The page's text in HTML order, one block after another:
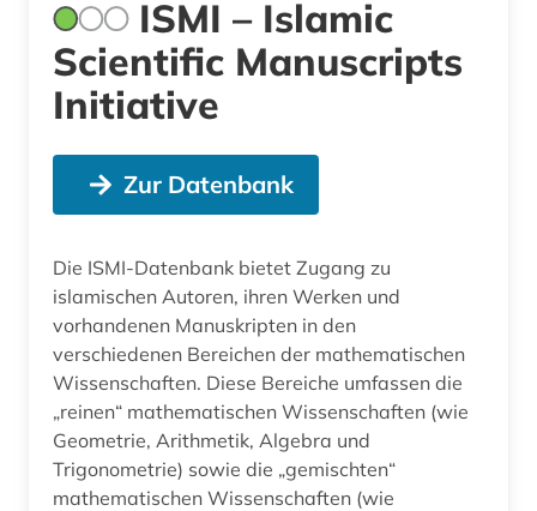
ISMI – Islamic
Scientific Manuscripts
Initiative
Zur Datenbank
Die ISMI-Datenbank bietet Zugang zu
islamischen Autoren, ihren Werken und
vorhandenen Manuskripten in den
verschiedenen Bereichen der mathematischen
Wissenschaften. Diese Bereiche umfassen die
„reinen“ mathematischen Wissenschaften (wie
Geometrie, Arithmetik, Algebra und
Trigonometrie) sowie die „gemischten“
mathematischen Wissenschaften (wie